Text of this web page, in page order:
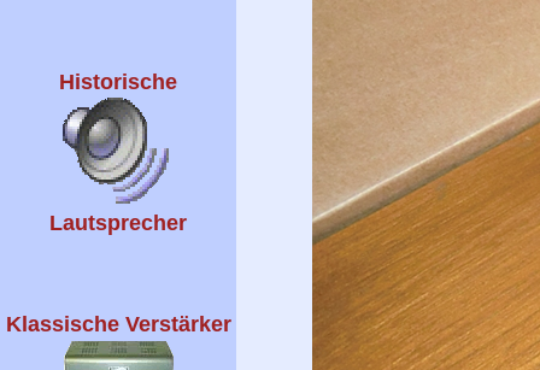
Historische
Lautsprecher
Klassische Verstärker